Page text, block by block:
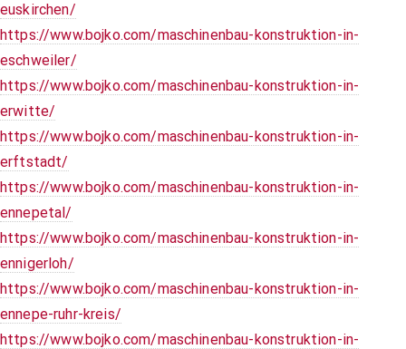
euskirchen/
https://www.bojko.com/maschinenbau-konstruktion-in-
eschweiler/
https://www.bojko.com/maschinenbau-konstruktion-in-
erwitte/
https://www.bojko.com/maschinenbau-konstruktion-in-
erftstadt/
https://www.bojko.com/maschinenbau-konstruktion-in-
ennepetal/
https://www.bojko.com/maschinenbau-konstruktion-in-
ennigerloh/
https://www.bojko.com/maschinenbau-konstruktion-in-
ennepe-ruhr-kreis/
https://www.bojko.com/maschinenbau-konstruktion-in-